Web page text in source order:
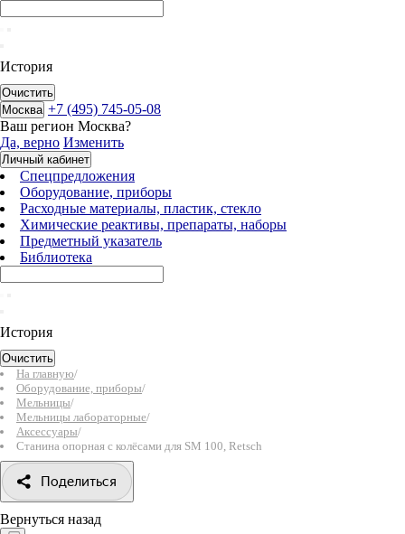
История
Очистить
Москва +7 (495) 745-05-08
Ваш регион Москва?
Да, верно Изменить
Личный кабинет
Спецпредложения
Оборудование, приборы
Расходные материалы, пластик, стекло
Химические реактивы, препараты, наборы
Предметный указатель
Библиотека
История
Очистить
На главную/
Оборудование, приборы/
Мельницы/
Мельницы лабораторные/
Аксессуары/
Станина опорная с колёсами для SM 100, Retsch
Поделиться
Вернуться назад